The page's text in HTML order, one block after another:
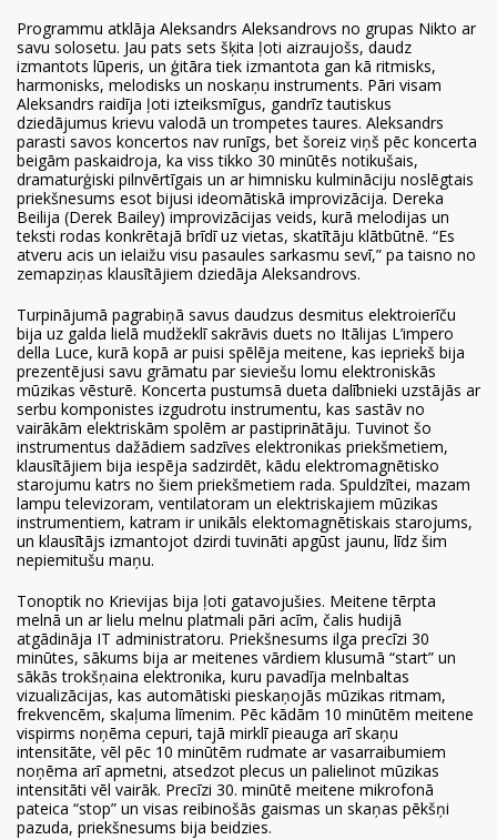
Programmu atklāja Aleksandrs Aleksandrovs no grupas Nikto ar
savu solosetu. Jau pats sets šķita ļoti aizraujošs, daudz
izmantots lūperis, un ģitāra tiek izmantota gan kā ritmisks,
harmonisks, melodisks un noskaņu instruments. Pāri visam
Aleksandrs raidīja ļoti izteiksmīgus, gandrīz tautiskus
dziedājumus krievu valodā un trompetes taures. Aleksandrs
parasti savos koncertos nav runīgs, bet šoreiz viņš pēc koncerta
beigām paskaidroja, ka viss tikko 30 minūtēs notikušais,
dramaturģiski pilnvērtīgais un ar himnisku kulmināciju noslēgtais
priekšnesums esot bijusi ideomātiskā improvizācija. Dereka
Beilija (Derek Bailey) improvizācijas veids, kurā melodijas un
teksti rodas konkrētajā brīdī uz vietas, skatītāju klātbūtnē. “Es
atveru acis un ielaižu visu pasaules sarkasmu sevī,” pa taisno no
zemapziņas klausītājiem dziedāja Aleksandrovs.
Turpinājumā pagrabiņā savus daudzus desmitus elektroierīču
bija uz galda lielā mudžeklī sakrāvis duets no Itālijas L’impero
della Luce, kurā kopā ar puisi spēlēja meitene, kas iepriekš bija
prezentējusi savu grāmatu par sieviešu lomu elektroniskās
mūzikas vēsturē. Koncerta pustumsā dueta dalībnieki uzstājās ar
serbu komponistes izgudrotu instrumentu, kas sastāv no
vairākām elektriskām spolēm ar pastiprinātāju. Tuvinot šo
instrumentus dažādiem sadzīves elektronikas priekšmetiem,
klausītājiem bija iespēja sadzirdēt, kādu elektromagnētisko
starojumu katrs no šiem priekšmetiem rada. Spuldzītei, mazam
lampu televizoram, ventilatoram un elektriskajiem mūzikas
instrumentiem, katram ir unikāls elektomagnētiskais starojums,
un klausītājs izmantojot dzirdi tuvināti apgūst jaunu, līdz šim
nepiemitušu maņu.
Tonoptik no Krievijas bija ļoti gatavojušies. Meitene tērpta
melnā un ar lielu melnu platmali pāri acīm, čalis hudijā
atgādināja IT administratoru. Priekšnesums ilga precīzi 30
minūtes, sākums bija ar meitenes vārdiem klusumā “start” un
sākās trokšņaina elektronika, kuru pavadīja melnbaltas
vizualizācijas, kas automātiski pieskaņojās mūzikas ritmam,
frekvencēm, skaļuma līmenim. Pēc kādām 10 minūtēm meitene
vispirms noņēma cepuri, tajā mirklī pieauga arī skaņu
intensitāte, vēl pēc 10 minūtēm rudmate ar vasarraibumiem
noņēma arī apmetni, atsedzot plecus un palielinot mūzikas
intensitāti vēl vairāk. Precīzi 30. minūtē meitene mikrofonā
pateica “stop” un visas reibinošās gaismas un skaņas pēkšņi
pazuda, priekšnesums bija beidzies.